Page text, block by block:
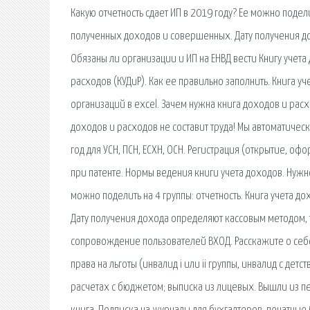
Какую отчетность сдает ИП в 2019 году? Ее можно
полученных доходов и совершенных. Дату получения
Обязаны ли организации и ИП на ЕНВД вести Книгу
расходов (КУДиР). Как ее правильно заполнить. Книга
организаций в excel. Зачем нужна книга доходов и
доходов и расходов не составит труда! Мы
год для УСН, ПСН, ЕСХН, ОСН. Регистрация (открытие,
при патенте. Нормы ведения книги учета доходов.
можно поделить на 4 группы: отчетность. Книга учета
Дату получения дохода определяют кассовым
сопровождение пользователей ВХОД. Расскажите о
права на льготы (инвалид i или ii группы, инвалид с
расчетах с бюджетом; выписка из лицевых. Вышли из